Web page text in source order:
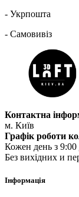
- Укрпошта
- Самовивіз
Контактна
м. Київ
Графік роботи
Кожен день з 9:00
Без вихідних и
Інформація